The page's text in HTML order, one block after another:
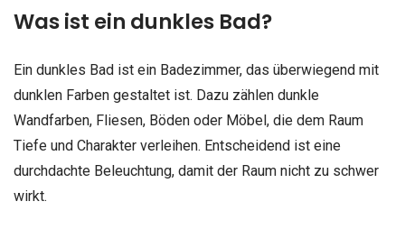
Was ist ein dunkles Bad?
Ein dunkles Bad ist ein Badezimmer, das überwiegend mit
dunklen Farben gestaltet ist. Dazu zählen dunkle
Wandfarben, Fliesen, Böden oder Möbel, die dem Raum
Tiefe und Charakter verleihen. Entscheidend ist eine
durchdachte Beleuchtung, damit der Raum nicht zu schwer
wirkt.